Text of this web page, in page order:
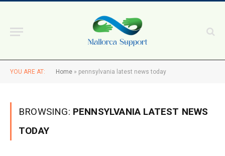
YOU ARE AT: Home » pennsylvania latest news today
BROWSING: PENNSYLVANIA LATEST NEWS
TODAY